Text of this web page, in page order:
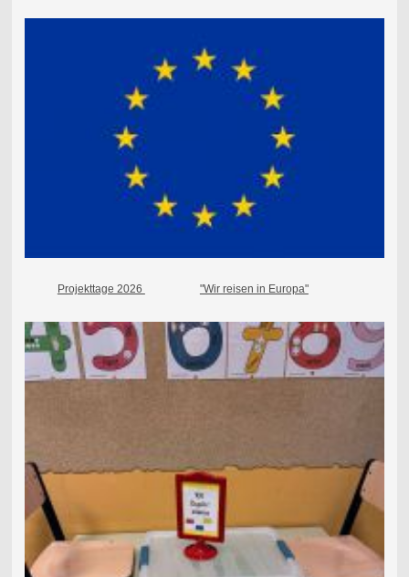
Projekttage 2026 "Wir reisen in Europa"